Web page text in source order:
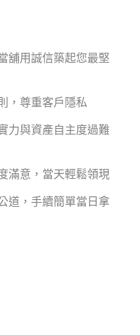
舖用誠信築起您最堅
，尊重客戶隱私
力與資產自主度過難
滿意，當天輕鬆領現
道，手續簡單當日拿